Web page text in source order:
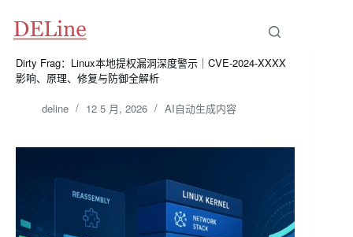
Dirty Frag：Linux本地提权漏洞深度警示｜CVE-2024-XXXX
影响、原理、修复与防御全解析
deline 12 5 月, 2026 AI自动生成内容